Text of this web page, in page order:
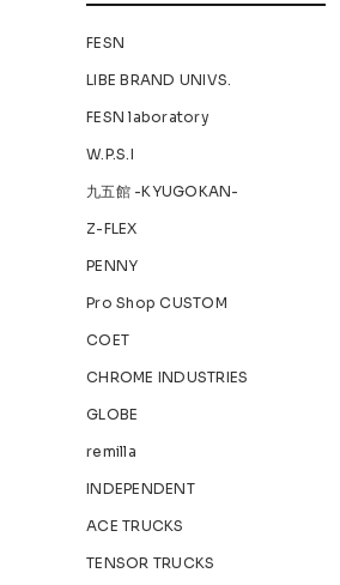
FESN
LIBE BRAND UNIVS.
FESN laboratory
W.P.S.I
九五館 -KYUGOKAN-
Z-FLEX
PENNY
Pro Shop CUSTOM
COET
CHROME INDUSTRIES
GLOBE
remilla
INDEPENDENT
ACE TRUCKS
TENSOR TRUCKS